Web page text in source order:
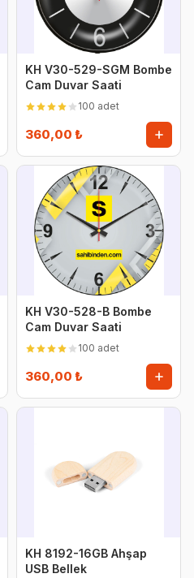
KH V30-529-SGM Bombe
Cam Duvar Saati
100 adet
360,00 ₺
KH V30-528-B Bombe
Cam Duvar Saati
100 adet
360,00 ₺
KH 8192-16GB Ahşap
USB Bellek